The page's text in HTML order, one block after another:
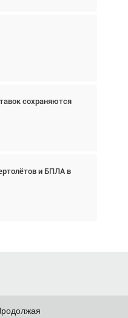
сохраняются
и БПЛА в
Кох: «Фотография
портит»
трафик
Подходите к